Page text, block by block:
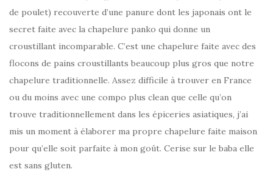
de poulet) recouverte d’une panure dont les japonais ont le
secret faite avec la chapelure panko qui donne un
croustillant incomparable. C’est une chapelure faite avec des
flocons de pains croustillants beaucoup plus gros que notre
chapelure traditionnelle. Assez difficile à trouver en France
ou du moins avec une compo plus clean que celle qu’on
trouve traditionnellement dans les épiceries asiatiques, j’ai
mis un moment à élaborer ma propre chapelure faite maison
pour qu’elle soit parfaite à mon goût. Cerise sur le baba elle
est sans gluten.